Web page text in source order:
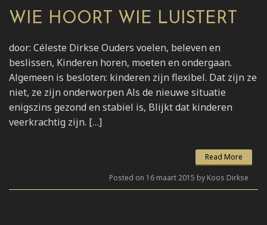
WIE HOORT WIE LUISTERT
door: Céleste Dirkse Ouders voelen, beleven en
beslissen, Kinderen horen, moeten en ondergaan.
Algemeen is besloten: kinderen zijn flexibel. Dat zijn ze
niet, ze zijn onderworpen Als de nieuwe situatie
enigszins gezond en stabiel is, Blijkt dat kinderen
veerkrachtig zijn. […]
Read More
Posted on 16 maart 2015 by Koos Dirkse